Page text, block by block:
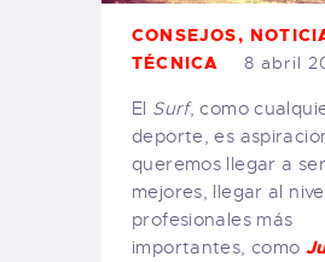
CONSEJOS,
TÉCNICA
8 abril
El Surf, como
deporte, es
queremos llegar a
mejores, llegar al
profesionales más
importantes, como